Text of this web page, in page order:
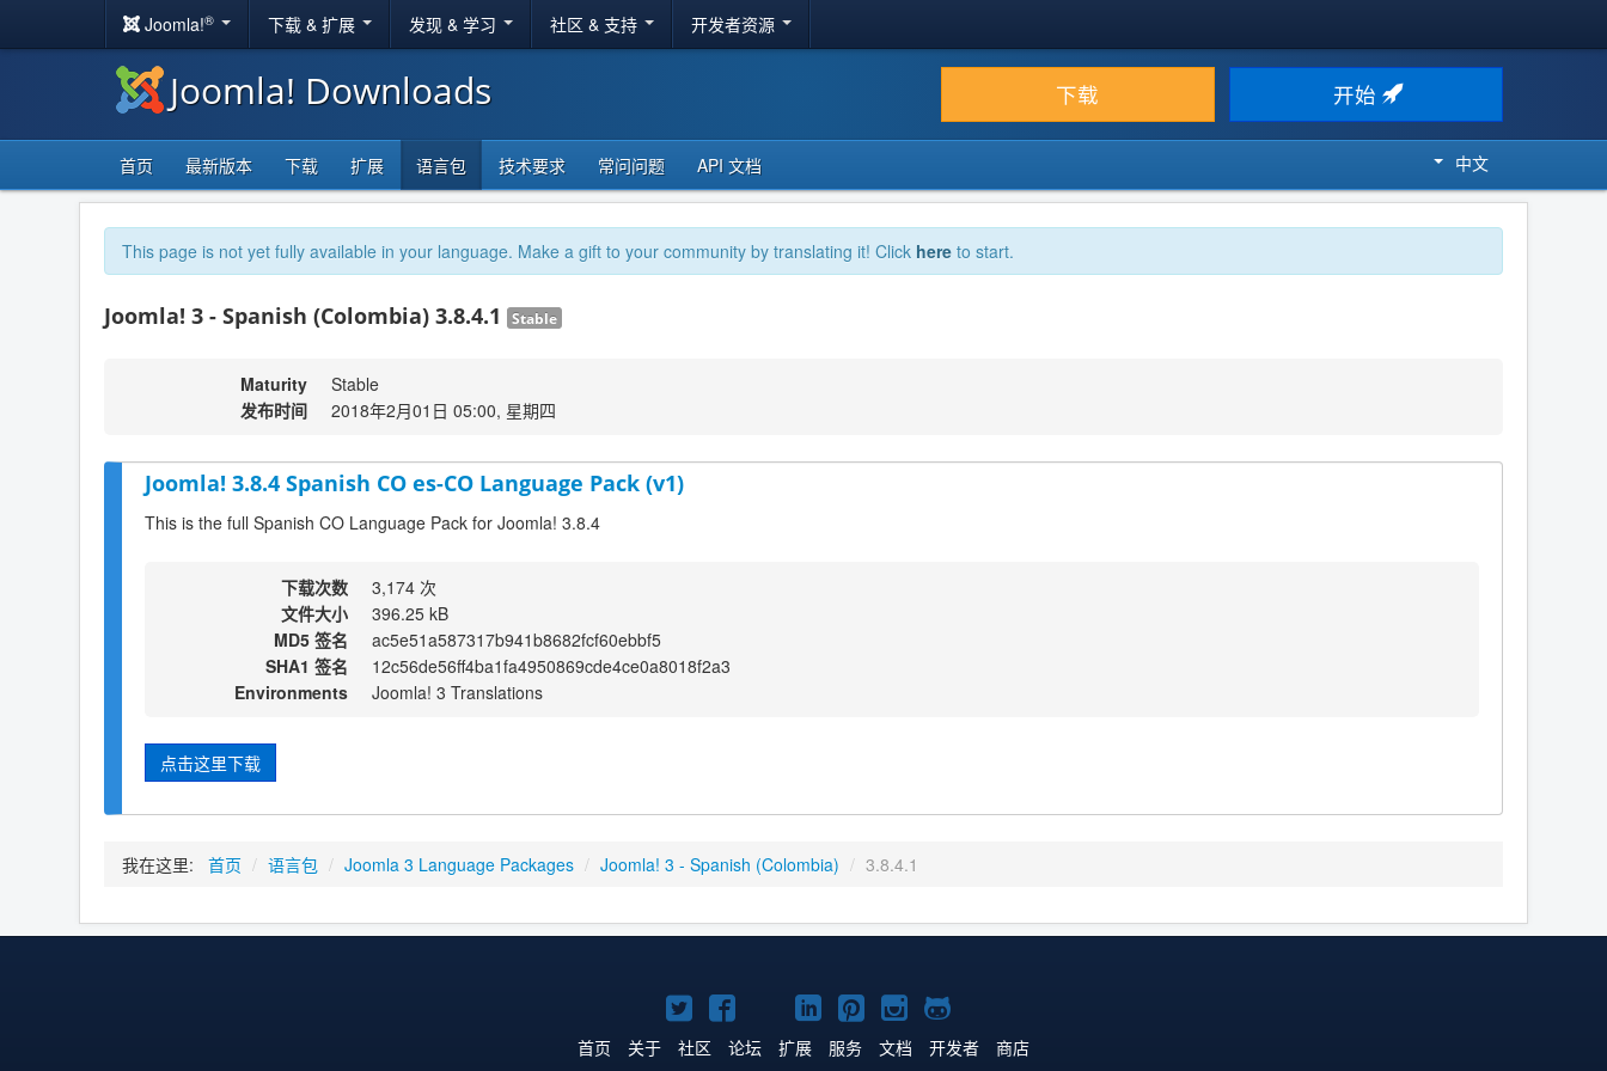
Joomla!® 下载 & 扩展 发现 & 学习 社区 & 支持 开发者资源
Joomla! Downloads 下载 开始
首页 最新版本 下载 扩展 语言包 技术要求 常问问题 API 文档 中文
This page is not yet fully available in your language. Make a gift to your community by translating it! Click here to start.
Joomla! 3 - Spanish (Colombia) 3.8.4.1 Stable
Maturity
Stable
发布时间
2018年2月01日 05:00, 星期四
Joomla! 3.8.4 Spanish CO es-CO Language Pack (v1)
This is the full Spanish CO Language Pack for Joomla! 3.8.4
下载次数
3,174 次
文件大小
396.25 kB
MD5 签名
ac5e51a587317b941b8682fcf60ebbf5
SHA1 签名
12c56de56ff4ba1fa4950869cde4ce0a8018f2a3
Environments
Joomla! 3 Translations
点击这里下载
我在这里: 首页 / 语言包 / Joomla 3 Language Packages / Joomla! 3 - Spanish (Colombia) / 3.8.4.1
Twitter
主
Facebook
主
YouTube
主
LinkedIn
主
Pinterest
主
Instagram
主
GitHub
主
首页 关于 社区 论坛 扩展 服务 文档 开发者 商店